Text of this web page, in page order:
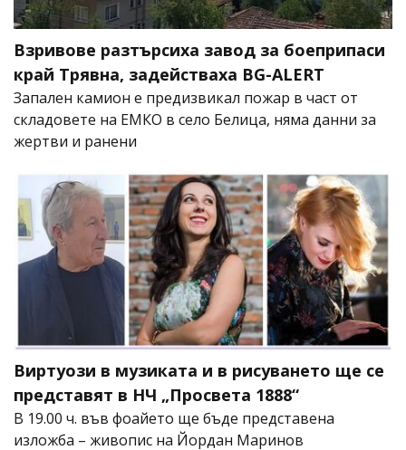
Взривове разтърсиха завод за боеприпаси
край Трявна, задействаха BG-ALERT
Запален камион е предизвикал пожар в част от
складовете на ЕМКО в село Белица, няма данни за
жертви и ранени
Виртуози в музиката и в рисуването ще се
представят в НЧ „Просвета 1888“
В 19.00 ч. във фоайето ще бъде представена
изложба – живопис на Йордан Маринов